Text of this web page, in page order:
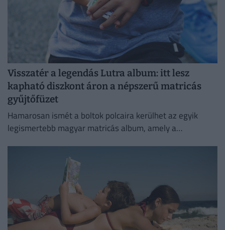
Visszatér a legendás Lutra album: itt lesz
kapható diszkont áron a népszerű matricás
gyűjtőfüzet
Hamarosan ismét a boltok polcaira kerülhet az egyik
legismertebb magyar matricás album, amely a